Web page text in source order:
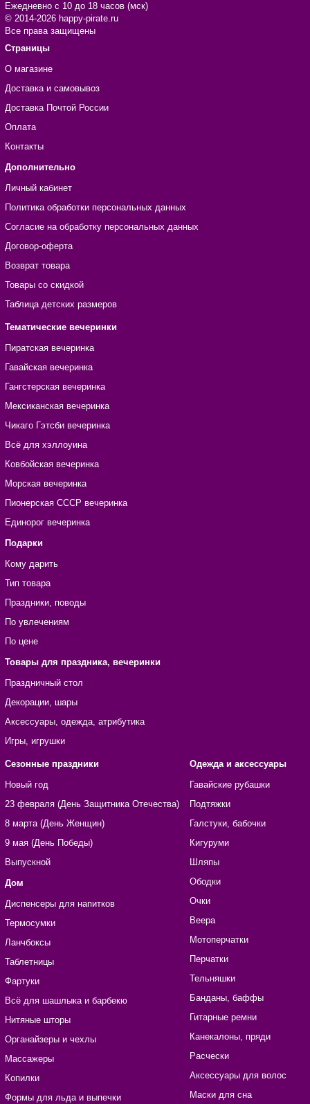
Ежедневно с 10 до 18 часов (мск)
© 2014-2026 happy-pirate.ru
Все права защищены
Страницы
О магазине
Доставка и самовывоз
Доставка Почтой России
Оплата
Контакты
Дополнительно
Личный кабинет
Политика обработки персональных данных
Согласие на обработку персональных данных
Договор-оферта
Возврат товара
Товары со скидкой
Таблица детских размеров
Тематические вечеринки
Пиратская вечеринка
Гавайская вечеринка
Гангстерская вечеринка
Мексиканская вечеринка
Чикаго Гэтсби вечеринка
Всё для хэллоуина
Ковбойская вечеринка
Морская вечеринка
Пионерская СССР вечеринка
Единорог вечеринка
Подарки
Кому дарить
Тип товара
Праздники, поводы
По увлечениям
По цене
Товары для праздника, вечеринки
Праздничный стол
Декорации, шары
Аксессуары, одежда, атрибутика
Игры, игрушки
Сезонные праздники
Новый год
23 февраля (День Защитника Отечества)
8 марта (День Женщин)
9 мая (День Победы)
Выпускной
Дом
Диспенсеры для напитков
Термосумки
Ланчбоксы
Таблетницы
Фартуки
Всё для шашлыка и барбекю
Нитяные шторы
Органайзеры и чехлы
Массажеры
Копилки
Формы для льда и выпечки
Одежда и аксессуары
Гавайские рубашки
Подтяжки
Галстуки, бабочки
Кигуруми
Шляпы
Ободки
Очки
Веера
Мотоперчатки
Перчатки
Тельняшки
Банданы, баффы
Гитарные ремни
Канекалоны, пряди
Расчески
Аксессуары для волос
Маски для сна